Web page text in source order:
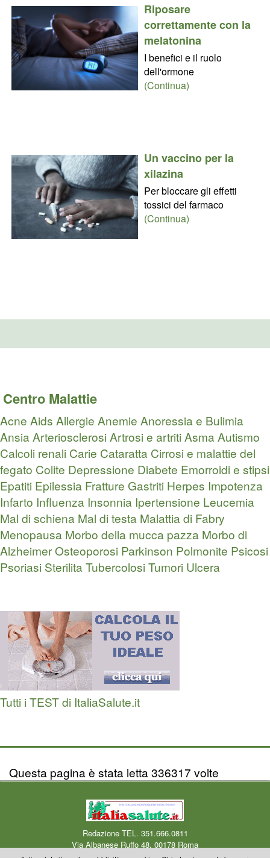
Riposare
correttamente con la
melatonina
I benefici e il ruolo
dell'ormone
(Continua)
Un vaccino per la
xilazina
Per bloccare gli effetti
tossici del farmaco
(Continua)
Centro Malattie
Acne Aids Allergie Anemie Anoressia e Bulimia
AnsiaArteriosclerosiArtrosi e artritiAsmaAutismo
Calcoli renali Carie Cataratta Cirrosi e malattie del
fegato Colite Depressione Diabete Emorroidi e stipsi
Epatiti Epilessia Fratture Gastriti Herpes Impotenza
Infarto Influenza Insonnia Ipertensione Leucemia
Mal di schiena Mal di testa Malattia di Fabry
Menopausa Morbo della mucca pazza Morbo di
AlzheimerOsteoporosi Parkinson Polmonite Psicosi
Psoriasi SterilitaTubercolosiTumori Ulcera
Tutti i TEST di ItaliaSalute.it
Questa pagina è stata letta 336317 volte
Redazione TEL. 351.666.0811
Via Albanese Ruffo 48, 00178 Roma